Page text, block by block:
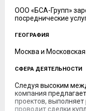
ООО «БСА-Групп»
посреднические
ГЕОГРАФИЯ
Москва и Московская
СФЕРА ДЕЯТЕЛЬНОСТИ
Следуя высоким
компания
проектов,
проводит сделки